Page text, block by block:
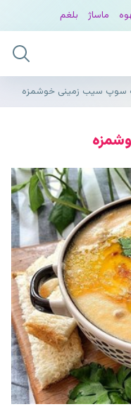
ماساژ بلغم
سوپ سیب زمینی خوشمزه